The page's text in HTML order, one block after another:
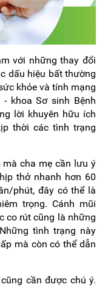
với những thay đổi
dấu hiệu bất thường
khỏe và tính mạng
- khoa Sơ sinh Bệnh
lời khuyên hữu ích
thời các tình trạng
cha mẹ cần lưu ý
thở nhanh hơn 60
phút, đây có thể là
trọng. Cánh mũi
co rút cũng là những
tình trạng này
mà còn có thể dẫn
cần được chú ý.